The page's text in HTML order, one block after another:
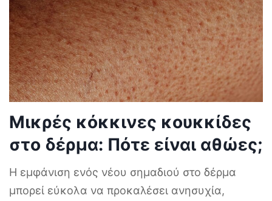
Μικρές κόκκινες κουκκίδες
στο δέρμα: Πότε είναι αθώες;
Η εμφάνιση ενός νέου σημαδιού στο δέρμα
μπορεί εύκολα να προκαλέσει ανησυχία,